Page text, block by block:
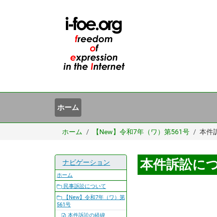
ホーム
ホーム 【New】令和7年（ワ）第561号 本件
本件訴訟に
ナビゲーション
ホーム
民事訴訟について
【New】令和7年（ワ）第
561号
本件訴訟の経緯